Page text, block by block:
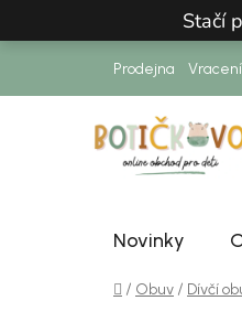
Stačí
Prodejna
Novinky
Domů
/ Obuv / Dívčí